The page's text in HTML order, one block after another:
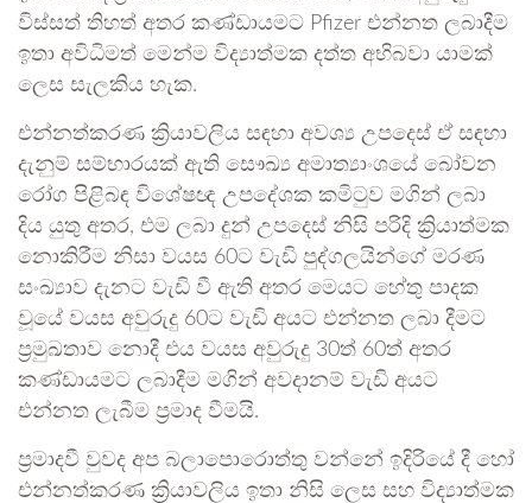
විස්සත් තිහත් අතර කණ්ඩායමට Pfizer එන්නත ලබාදීම
ඉතා අවිධිමත් මෙන්ම විද්‍යාත්මක දත්ත අභිබවා යාමක්
ලෙස සැලකිය හැක.
එන්නත්කරණ ක්‍රියාවලිය සඳහා අවශ්‍ය උපදෙස් ඒ සඳහා
දැනුම් සම්භාරයක් ඇති සෞඛ්‍ය අමාත්‍යාංශයේ බෝවන
රෝග පිළිබඳ විශේෂඥ උපදේශක කමිටුව මගින් ලබා
දිය යුතු අතර, එම ලබා දුන් උපදෙස් නිසි පරිදි ක්‍රියාත්මක
නොකිරීම නිසා වයස 60ට වැඩි පුද්ගලයින්ගේ මරණ
සංඛ්‍යාව දැනට වැඩි වී ඇති අතර මෙයට හේතු පාදක
වූයේ වයස අවුරුදු 60ට වැඩි අයට එන්නත ලබා දීමට
ප්‍රමුඛතාව නොදී එය වයස අවුරුදු 30ත් 60ත් අතර
කණ්ඩායමට ලබාදීම මගින් අවදානම් වැඩි අයට
එන්නත ලැබීම ප්‍රමාද වීමයි.
ප්‍රමාදවී වුවද අප බලාපොරොත්තු වන්නේ ඉදිරියේ දී හෝ
එන්නත්කරණ ක්‍රියාවලිය ඉතා නිසි ලෙස සහ විද්‍යාත්මක